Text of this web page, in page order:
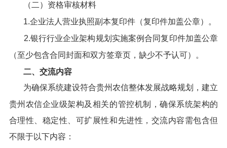
（二）资格审核材料
1.企业法人营业执照副本复印件（复印件加盖公章）。
2.银行行业企业架构规划实施案例合同复印件加盖公章
（至少包含合同封面和双方签章页，缺少不予认可）。
二、交流内容
为确保系统建设符合贵州农信整体发展战略规划，建立
贵州农信企业级架构及相关的管控机制，确保系统架构的
合理性、稳定性、可扩展性和先进性，交流内容需包含但
不限于以下内容：